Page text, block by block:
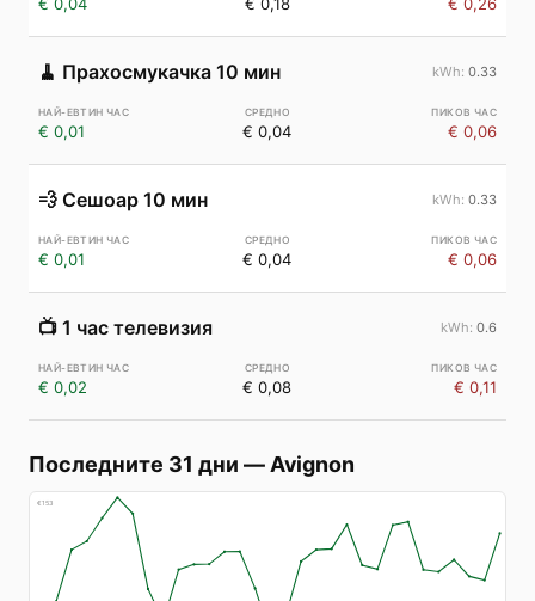
🧹 Прахосмукачка 10 мин 0.33
€ 0,01 € 0,04 € 0,06
💨 Сешоар 10 мин 0.33
€ 0,01 € 0,04 € 0,06
📺 1 час телевизия 0.6
€ 0,02 € 0,08 € 0,11
Последните 31 дни — Avignon
€153